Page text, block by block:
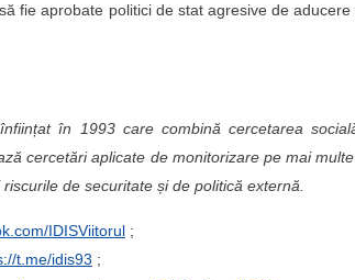
fie aprobate politici de stat agresive de
în 1993 care combină cercetarea
cercetări aplicate de monitorizare pe mai
de securitate și de politică externă.
IDISViitorul ;
t.me/idis93 ;